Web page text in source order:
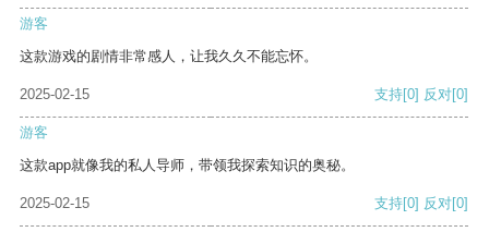
游客
这款游戏的剧情非常感人，让我久久不能忘怀。
2025-02-15 支持[0] 反对[0]
游客
这款app就像我的私人导师，带领我探索知识的奥秘。
2025-02-15 支持[0] 反对[0]